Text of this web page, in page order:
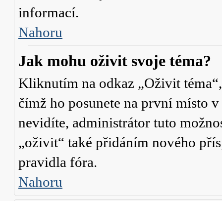
informací.
Nahoru
Jak mohu oživit svoje téma?
Kliknutím na odkaz „Oživit
čímž ho posunete na první místo
nevidíte, administrátor tuto
„oživit“ také přidáním nového
pravidla fóra.
Nahoru